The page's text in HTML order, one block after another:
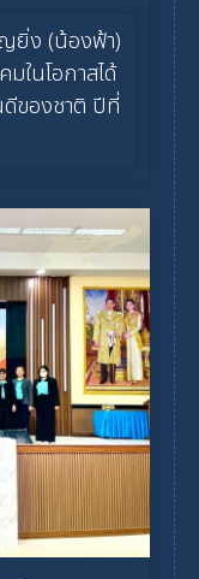
ยิ่ง (น้องฟ้า)
ในโอกาสได้
ดีของชาติ ปีที่